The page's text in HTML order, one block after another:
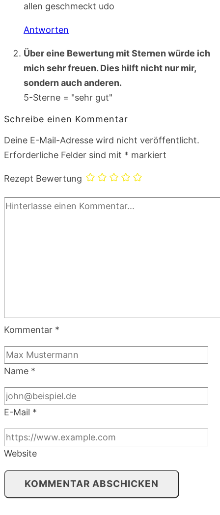
allen geschmeckt udo
Antworten
Über eine Bewertung mit Sternen würde ich
mich sehr freuen. Dies hilft nicht nur mir,
sondern auch anderen.
5-Sterne = "sehr gut"
Schreibe einen Kommentar
Deine E-Mail-Adresse wird nicht veröffentlicht.
Erforderliche Felder sind mit * markiert
Rezept Bewertung
Kommentar *
Name *
E-Mail *
Website